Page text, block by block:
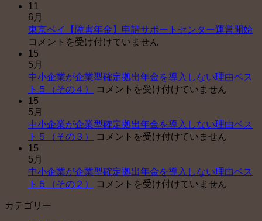
11
6月
東京ベイ【障害年金】申請サポートセンター運営開始東
申
ー
コメントを受け付けていません
15
5月
中小企業が企業型確定拠出年金を導入しない理由ベス
ト５（その４）
中
業
が
型
確
コメントを受け付けていません
15
5月
中小企業が企業型確定拠出年金を導入しない理由ベス
ト５（その３）
中
業
が
コメントを受け付けていません
15
5月
中小企業が企業型確定拠出年金を導入しない理由ベス
ト５（その２）
中
コメントを受け付けていません
カテゴリー